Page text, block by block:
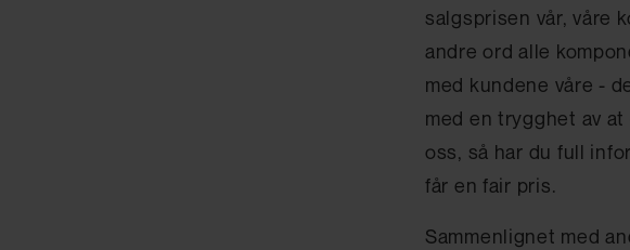
salgsprisen vår, våre
andre ord alle
med kundene våre -
med en trygghet av
oss, så har du full
får en fair pris.
Sammenlignet med